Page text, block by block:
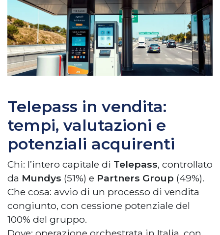
Telepass in vendita:
tempi, valutazioni e
potenziali acquirenti
Chi: l’intero capitale di Telepass, controllato
da Mundys (51%) e Partners Group (49%).
Che cosa: avvio di un processo di vendita
congiunto, con cessione potenziale del
100% del gruppo.